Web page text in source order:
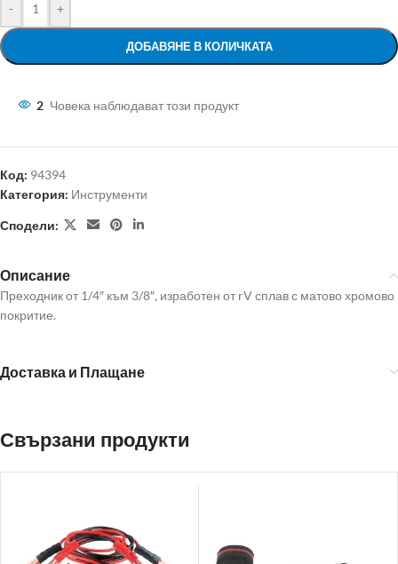
- +
ДОБАВЯНЕ В КОЛИЧКАТА
2 Човека наблюдават този продукт
Код: 94394
Категория: Инструменти
Сподели:
Описание
Преходник от 1/4″ към 3/8″, изработен от rV сплав с матово хромово
покритие.
Доставка и Плащане
Свързани продукти